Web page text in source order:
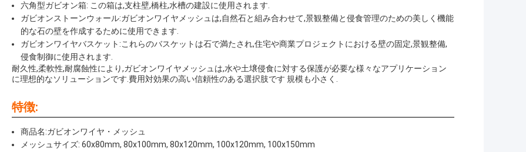
六角型ガビオン箱: この箱は,支柱壁,橋柱,水槽の建設に使用されます.
ガビオンストーンウォール:ガビオンワイヤメッシュは,自然石と組み合わせて,景観整備と侵食管理のための美しく機能
的な石の壁を作成するために使用できます.
ガビオンワイヤバスケット:これらのバスケットは石で満たされ,住宅や商業プロジェクトにおける壁の固定,景観整備,
侵食制御に使用されます.
耐久性,柔軟性,耐腐蝕性により,ガビオンワイヤメッシュは,水や土壌侵食に対する保護が必要な様々なアプリケーション
に理想的なソリューションです.費用対効果の高い信頼性のある選択肢です 規模も小さく.
特徴:
商品名:ガビオンワイヤ・メッシュ
メッシュサイズ: 60x80mm, 80x100mm, 80x120mm, 100x120mm, 100x150mm